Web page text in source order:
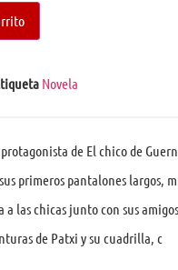
Novela
de El chico de
primeros pantalones largos,
a las chicas junto con sus
de Patxi y su cuadrilla, c